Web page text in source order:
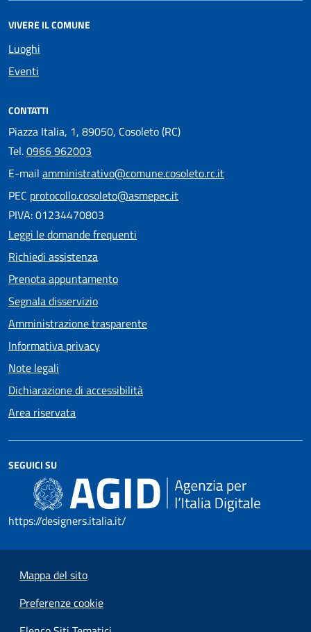
VIVERE IL COMUNE
Luoghi
Eventi
CONTATTI
Piazza Italia, 1, 89050, Cosoleto (RC)
Tel.0966 962003
E-mail amministrativo@comune.cosoleto.rc.it
PEC protocollo.cosoleto@asmepec.it
PIVA: 01234470803
Leggi le domande frequenti
Richiedi assistenza
Prenota appuntamento
Segnala disservizio
Amministrazione trasparente
Informativa privacy
Note legali
Dichiarazione di accessibilità
Area riservata
SEGUICI SU
https://designers.italia.it/
Mappa del sito
Preferenze cookie